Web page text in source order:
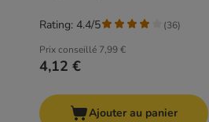
Prix conseillé 7,99 €
4,12 €
Rating: 4.4/5 (36)
Ajouter au panier